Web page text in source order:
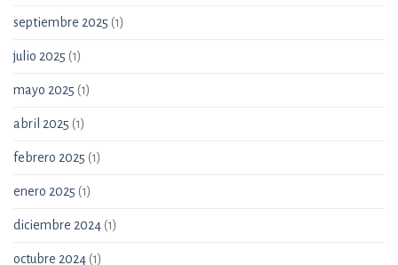
septiembre 2025 (1)
julio 2025 (1)
mayo 2025 (1)
abril 2025 (1)
febrero 2025 (1)
enero 2025 (1)
diciembre 2024(1)
octubre 2024(1)